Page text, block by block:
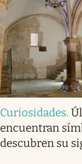
Curiosidades.
encuentran
descubren su